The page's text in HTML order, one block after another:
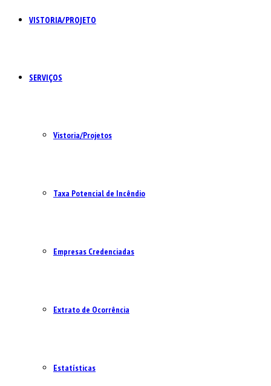
VISTORIA/PROJETO
SERVIÇOS
Vistoria/Projetos
Taxa Potencial de Incêndio
Empresas Credenciadas
Extrato de Ocorrência
Estatísticas